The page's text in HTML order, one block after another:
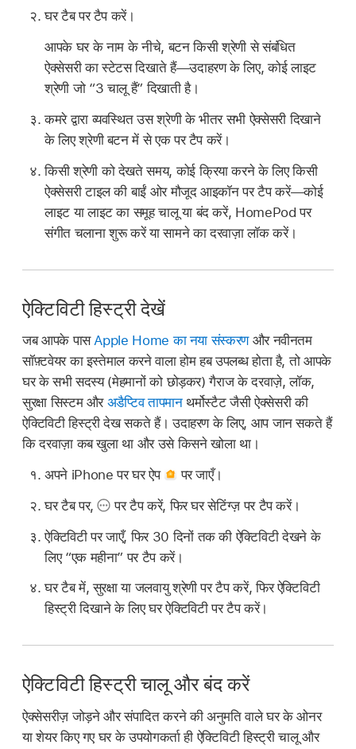
घर टैब पर टैप करें।
आपके घर के नाम के नीचे, बटन किसी श्रेणी से संबंधित
ऐक्सेसरी का स्टेटस दिखाते हैं—उदाहरण के लिए, कोई लाइट
श्रेणी जो “3 चालू हैं” दिखाती है।
कमरे द्वारा व्यवस्थित उस श्रेणी के भीतर सभी ऐक्सेसरी दिखाने
के लिए श्रेणी बटन में से एक पर टैप करें।
किसी श्रेणी को देखते समय, कोई क्रिया करने के लिए किसी
ऐक्सेसरी टाइल की बाईं ओर मौजूद आइकॉन पर टैप करें—कोई
लाइट या लाइट का समूह चालू या बंद करें, HomePod पर
संगीत चलाना शुरू करें या सामने का दरवाज़ा लॉक करें।
ऐक्टिविटी हिस्ट्री देखें
जब आपके पासApple Home का नया संस्करणऔर नवीनतम
सॉफ़्टवेयर का इस्तेमाल करने वाला होम हब उपलब्ध होता है, तो आपके
घर के सभी सदस्य (मेहमानों को छोड़कर) गैराज के दरवाज़े, लॉक,
सुरक्षा सिस्टम और अडैप्टिव तापमानथर्मोस्टैट जैसी ऐक्सेसरी की
ऐक्टिविटी हिस्ट्री देख सकते हैं। उदाहरण के लिए, आप जान सकते हैं
कि दरवाज़ा कब खुला था और उसे किसने खोला था।
अपने iPhone पर घर ऐप
पर जाएँ।
घर टैब पर,
पर टैप करें, फिर घर सेटिंग्ज़ पर टैप करें।
ऐक्टिविटी पर जाएँ, फिर 30 दिनों तक की ऐक्टिविटी देखने के
लिए “एक महीना” पर टैप करें।
घर टैब में, सुरक्षा या जलवायु श्रेणी पर टैप करें, फिर ऐक्टिविटी
हिस्ट्री दिखाने के लिए घर ऐक्टिविटी पर टैप करें।
ऐक्टिविटी हिस्ट्री चालू और बंद करें
ऐक्सेसरीज़ जोड़ने और संपादित करने की अनुमति वाले घर के ओनर
या शेयर किए गए घर के उपयोगकर्ता ही ऐक्टिविटी हिस्ट्री चालू और